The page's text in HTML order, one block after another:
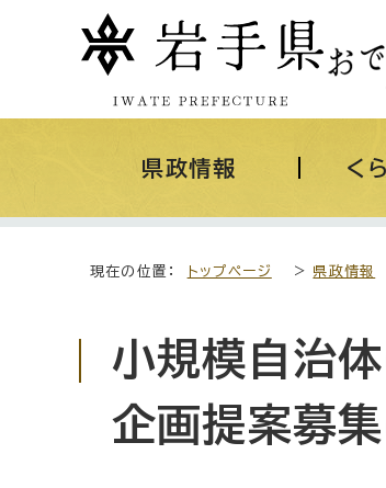
県政情報 く
現在の位置： トップページ > 県政情報
小規模自治
企画提案募